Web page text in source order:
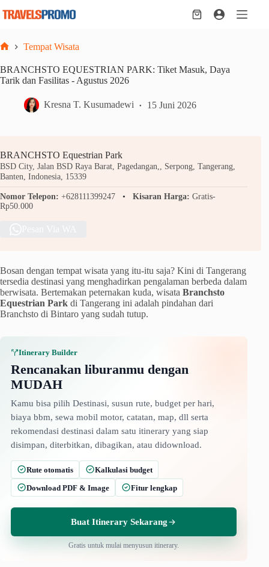
Shopping
Tempat Wisata
BRANCHSTO EQUESTRIAN PARK: Tiket Masuk, Daya
Tarik dan Fasilitas - Agustus 2026
Kresna T. Kusumadewi 15 Juni 2026
BRANCHSTO Equestrian Park
BSD City, Jalan BSD Raya Barat, Pagedangan,, Serpong, Tangerang,
Banten, Indonesia, 15339
Nomor Telepon: +628111399247 Kisaran Harga: Gratis-
Rp50.000
Bosan dengan tempat wisata yang itu-itu saja? Kini di Tangerang
tersedia destinasi yang menghadirkan pengalaman berbeda dalam
berwisata. Bertemakan peternakan kuda, wisata Branchsto
Equestrian Park di Tangerang ini adalah pindahan dari
Branchsto di Bintaro yang sudah tutup.
Itinerary Builder
Rencanakan liburanmu dengan
MUDAH
Kamu bisa pilih Destinasi, susun rute, budget per hari,
biaya bbm, sewa mobil motor, catatan, map, dll serta
rekomendasi destinasi dalam satu itinerary yang siap
disimpan, diterbitkan, dibagikan, atau didownload.
Rute otomatis
Kalkulasi budget
Download PDF & Image
Fitur lengkap
Buat Itinerary Sekarang
Gratis untuk mulai menyusun itinerary.